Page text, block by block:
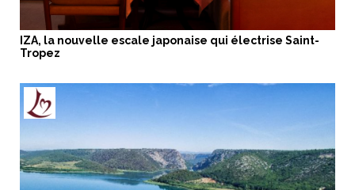
IZA, la nouvelle escale japonaise qui électrise Saint-
Tropez